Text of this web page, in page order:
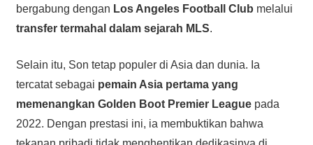
bergabung dengan Los Angeles Football Club melalui
transfer termahal dalam sejarah MLS.
Selain itu, Son tetap populer di Asia dan dunia. Ia
tercatat sebagai pemain Asia pertama yang
memenangkan Golden Boot Premier Leaguepada
2022. Dengan prestasi ini, ia membuktikan bahwa